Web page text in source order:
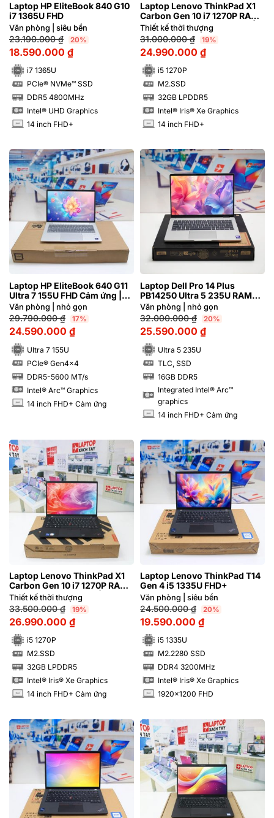
Laptop HP EliteBook 840 G10
i7 1365U FHD
Văn phòng | siêu bền
23.190.000₫ 20%
18.590.000 ₫
i7 1365U
SSD PCIe® NVMe™ SSD
DDR5 4800MHz
Intel® UHD Graphics
INCH 14 inch FHD+
Laptop Lenovo ThinkPad X1
Carbon Gen 10 i7 1270P RAM
16GB M2.SSD 512GB FHD+ |
Hàng xách tay 99%
Thiết kế thời thượng
31.000.000₫ 19%
24.990.000 ₫
i5 1270P
SSD M2.SSD
32GB LPDDR5
Intel® Iris® Xe Graphics
INCH 14 inch FHD+
Laptop HP EliteBook 640 G11
Ultra 7 155U FHD Cảm ứng |
Hàng xách tay 99%
Văn phòng | nhỏ gọn
29.790.000₫ 17%
24.590.000 ₫
Ultra 7 155U
SSD PCIe® Gen4x4
DDR5-5600 MT/s
Intel® Arc™ Graphics
INCH 14 inch FHD+ Cảm ứng
Laptop Dell Pro 14 Plus
PB14250 Ultra 5 235U RAM
16GB M2.SSD 256GB FHD+
Cảm ứng
Văn phòng | nhỏ gọn
32.000.000₫ 20%
25.590.000 ₫
Ultra 5 235U
SSD TLC, SSD
16GB DDR5
Integrated Intel® Arc™
graphics
INCH 14 inch FHD+ Cảm ứng
Laptop Lenovo ThinkPad X1
Carbon Gen 10 i7 1270P RAM
32GB FHD+ Cảm ứng | Hàng
xách tay 99%
Thiết kế thời thượng
33.500.000₫ 19%
26.990.000 ₫
i5 1270P
SSD M2.SSD
RAM
32GB LPDDR5
Intel® Iris® Xe Graphics
INCH 14 inch FHD+ Cảm ứng
Laptop Lenovo ThinkPad T14
Gen 4 i5 1335U FHD+
Văn phòng | siêu bền
24.500.000₫ 20%
19.590.000 ₫
i5 1335U
SSD M2.2280 SSD
RAM
DDR4 3200MHz
Intel® Iris® Xe Graphics
INCH 1920x1200 FHD